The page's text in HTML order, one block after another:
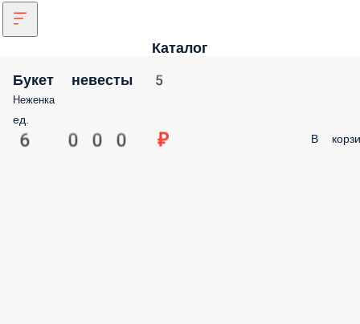
Каталог
Букет невесты 5
Неженка
ед.
6 000 ₽ В